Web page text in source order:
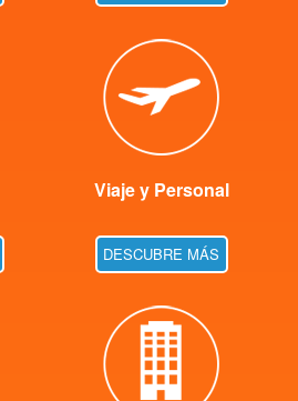
Viaje y Personal
DESCUBRE MÁS